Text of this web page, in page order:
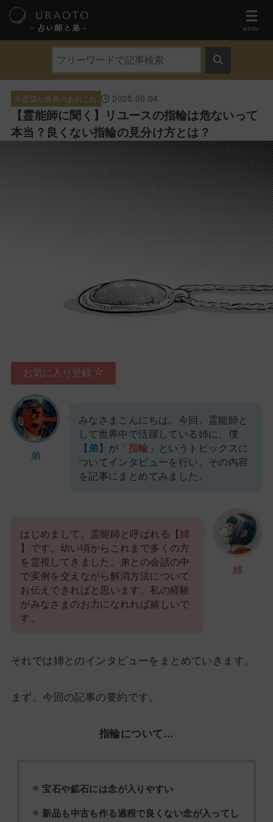
- 占い師と弟 ‐ MENU
不思議な世界のあれこれ 2025.06.04
【霊能師に聞く】リユースの指輪は危ないって
本当？良くない指輪の見分け方とは？
お気に入り登録
弟
みなさまこんにちは。今回、霊能師と
して世界中で活躍している姉に、僕
【弟】が「指輪 」というトピックスに
ついてインタビューを行い、その内容
を記事にまとめてみました。
姉
はじめまして。霊能師と呼ばれる【姉
】です。幼い頃からこれまで多くの方
を霊視してきました。弟との会話の中
で実例を交えながら解消方法について
お伝えできればと思います。私の経験
がみなさまのお力になれれば嬉しいで
す。
それでは姉とのインタビューをまとめていきます。
まず、今回の記事の要約です。
指輪について…
宝石や鉱石には念が入りやすい
新品も中古も作る過程で良くない念が入ってし